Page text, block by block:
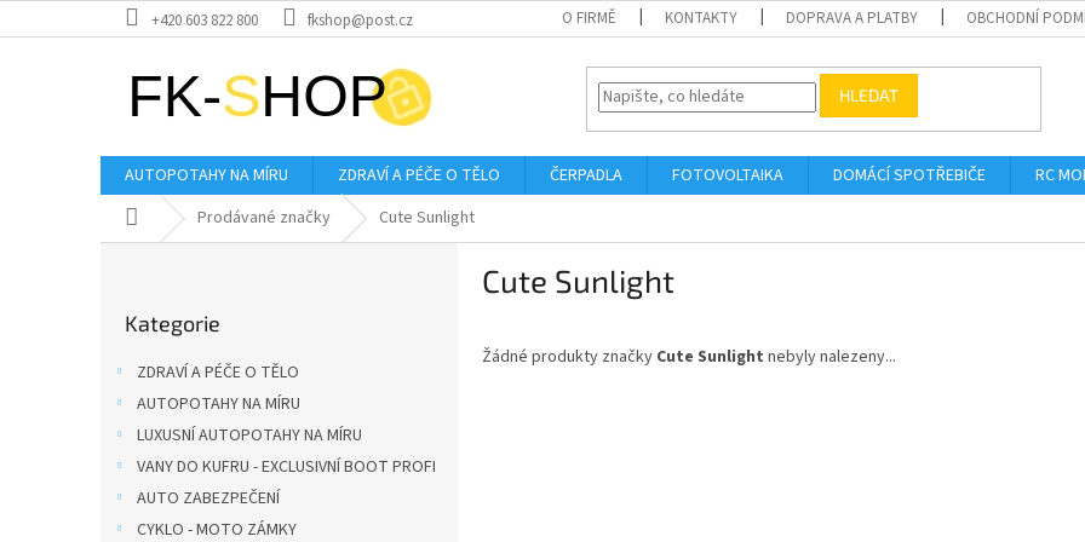
na
+420 603 822 800 fkshop@post.cz O FIRMĚ KONTAKTY DOPRAVA A PLATBY OBCHODNÍ
HLEDAT
AUTOPOTAHY NA MÍRU ZDRAVÍ A PÉČE O TĚLO ČERPADLA FOTOVOLTAIKA DOMÁCÍ SPOTŘEBIČE RC
Domů Prodávané značky Cute Sunlight
kategorie
Kategorie
ZDRAVÍ A PÉČE O TĚLO
AUTOPOTAHY NA MÍRU
LUXUSNÍ AUTOPOTAHY NA MÍRU
VANY DO KUFRU - EXCLUSIVNÍ BOOT PROFI
AUTO ZABEZPEČENÍ
CYKLO - MOTO ZÁMKY
Cute Sunlight
Žádné produkty značky Cute Sunlight nebyly nalezeny...